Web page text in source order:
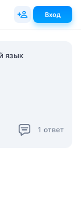
язык
1 ответ
Вход